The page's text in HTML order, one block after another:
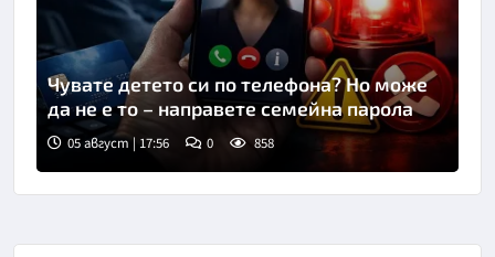
Чувате детето си по телефона? Но може
да не е то – направете семейна парола
05 август | 17:56 0 858